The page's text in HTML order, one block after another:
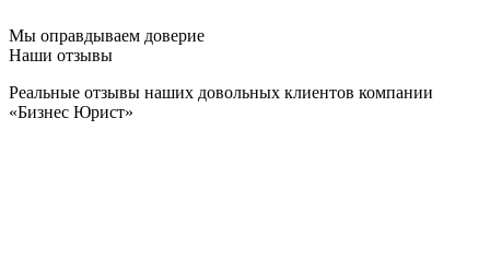
Мы оправдываем доверие
Наши отзывы
Реальные отзывы наших довольных клиентов компании
«Бизнес Юрист»